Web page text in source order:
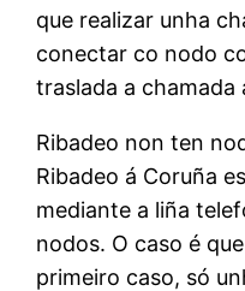
que realizar unha
conectar co nodo
traslada a chamada
Ribadeo non ten
Ribadeo á Coruña
mediante a liña
nodos. O caso é
primeiro caso, só